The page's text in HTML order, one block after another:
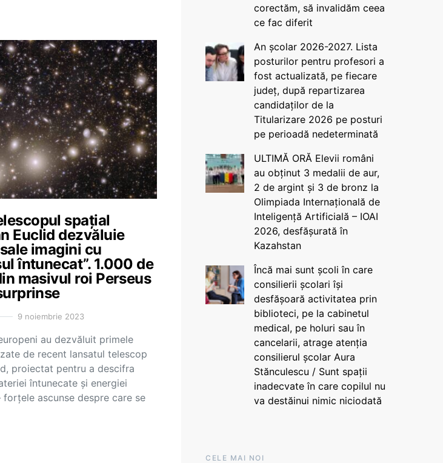
spațial
Euclid dezvăluie
imagini cu
întunecat”. 1.000 de
masivul roi Perseus
9 noiembrie 2023
au dezvăluit primele
de recent lansatul telescop
proiectat pentru a descifra
întunecate şi energiei
forţele ascunse despre care se
corectăm, să invalidăm ceea
ce fac diferit
An școlar 2026-2027. Lista
posturilor pentru profesori a
fost actualizată, pe fiecare
județ, după repartizarea
candidaților de la
Titularizare 2026 pe posturi
pe perioadă nedeterminată
ULTIMĂ ORĂ Elevii români
au obținut 3 medalii de aur,
2 de argint și 3 de bronz la
Olimpiada Internațională de
Inteligență Artificială – IOAI
2026, desfășurată în
Kazahstan
Încă mai sunt școli în care
consilierii școlari își
desfășoară activitatea prin
biblioteci, pe la cabinetul
medical, pe holuri sau în
cancelarii, atrage atenția
consilierul școlar Aura
Stănculescu / Sunt spații
inadecvate în care copilul nu
va destăinui nimic niciodată
CELE MAI NOI